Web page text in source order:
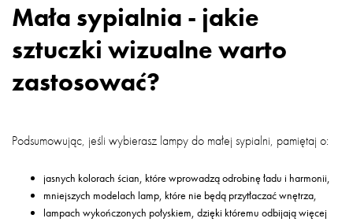
Mała sypialnia - jakie
sztuczki wizualne warto
zastosować?
Podsumowując, jeśli wybierasz lampy do małej sypialni, pamiętaj o:
jasnych kolorach ścian, które wprowadzą odrobinę ładu i harmonii,
mniejszych modelach lamp, które nie będą przytłaczać wnętrza,
lampach wykończonych połyskiem, dzięki któremu odbijają więcej